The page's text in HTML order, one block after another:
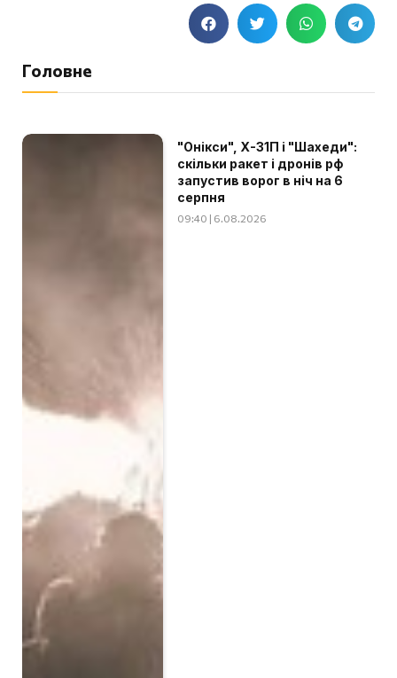
Головне
"Онікси", Х-31П і "Шахеди":
скільки ракет і дронів рф
запустив ворог в ніч на 6
серпня
09:40 | 6.08.2026